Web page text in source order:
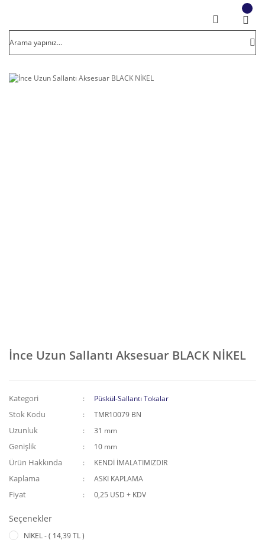
İnce Uzun Sallantı Aksesuar BLACK NİKEL
Kategori Püskül-Sallantı Tokalar
Stok Kodu TMR10079 BN
Uzunluk 31 mm
Genişlik 10 mm
Ürün Hakkında KENDİ İMALATIMIZDIR
Kaplama ASKI KAPLAMA
Fiyat 0,25 USD + KDV
Seçenekler
NİKEL - ( 14,39 TL )